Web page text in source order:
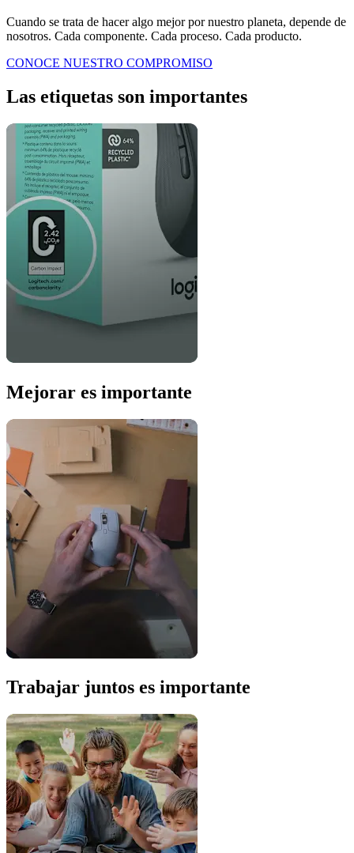
Cuando se trata de hacer algo mejor por nuestro planeta, depende de
nosotros. Cada componente. Cada proceso. Cada producto.
CONOCE NUESTRO COMPROMISO
Las etiquetas son importantes
Mejorar es importante
Trabajar juntos es importante